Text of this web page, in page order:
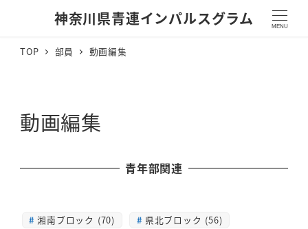
神奈川県青連インパルスグラム MENU
TOP 部員 動画編集
動画編集
青年部関連
湘南ブロック (70)
県北ブロック (56)